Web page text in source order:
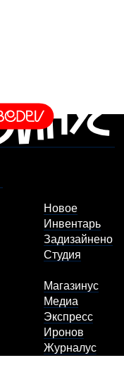
Новое
Инвентарь
Задизайнено
Студия
Магазинус
Медиа
Экспресс
Иронов
Журналус